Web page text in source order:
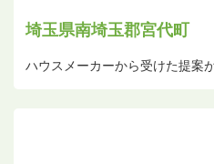
埼玉県南埼玉郡宮代町
ハウスメーカーから受けた提案